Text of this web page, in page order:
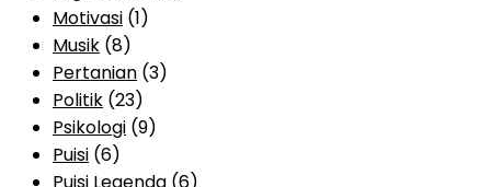
Motivasi (1)
Musik (8)
Pertanian (3)
Politik (23)
Psikologi (9)
Puisi (6)